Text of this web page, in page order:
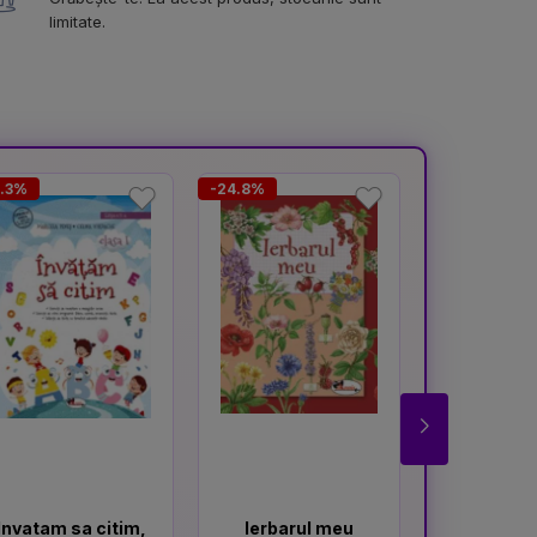
limitate.
sa citim,
-24.8%
Ierbarul meu